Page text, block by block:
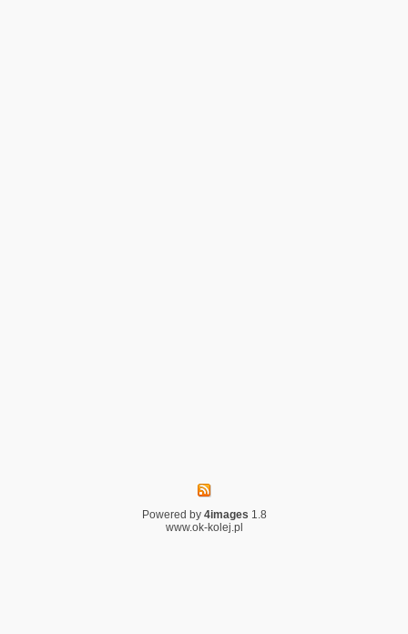
Powered by 4images 1.8
www.ok-kolej.pl